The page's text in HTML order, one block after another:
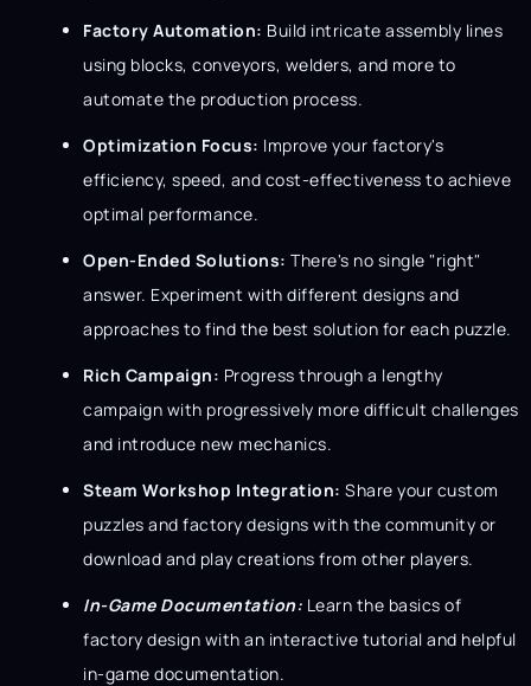
Factory Automation: Build intricate assembly lines
using blocks, conveyors, welders, and more to
automate the production process.
Optimization Focus: Improve your factory's
efficiency, speed, and cost-effectiveness to achieve
optimal performance.
Open-Ended Solutions: There's no single "right"
answer. Experiment with different designs and
approaches to find the best solution for each puzzle.
Rich Campaign: Progress through a lengthy
campaign with progressively more difficult challenges
and introduce new mechanics.
Steam Workshop Integration: Share your custom
puzzles and factory designs with the community or
download and play creations from other players.
In-Game Documentation: Learn the basics of
factory design with an interactive tutorial and helpful
in-game documentation.